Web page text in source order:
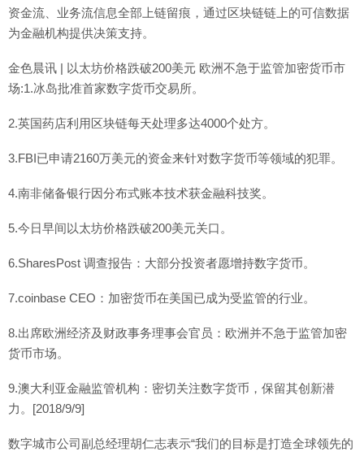
资金流、业务流信息全部上链留痕，通过区块链链上的可信数据
为金融机构提供决策支持。
金色晨讯 | 以太坊价格跌破200美元 欧洲不急于监管加密货币市
场:1.冰岛批准首家数字货币交易所。
2.英国药店利用区块链每天处理多达4000个处方。
3.FBI已申请2160万美元的资金来针对数字货币等领域的犯罪。
4.南非储备银行因分布式账本技术获金融科技奖。
5.今日早间以太坊价格跌破200美元关口。
6.SharesPost 调查报告：大部分投资者愿增持数字货币。
7.coinbase CEO：加密货币在美国已成为受监管的行业。
8.出席欧洲经济及财政事务理事会官员：欧洲并不急于监管加密
货币市场。
9.澳大利亚金融监管机构：密切关注数字货币，保留其创新潜
力。[2018/9/9]
数字城市公司副总经理胡仁志表示“我们的目标是打造全球领先的